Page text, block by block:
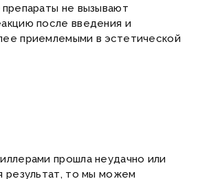
не вызывают
после введения и
приемлемыми в эстетической
прошла неудачно или
результат, то мы можем